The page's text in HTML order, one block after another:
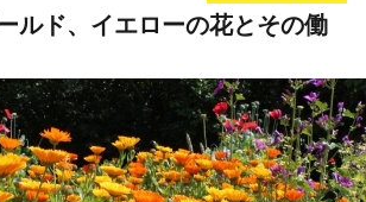
ルド、イエローの花とその働